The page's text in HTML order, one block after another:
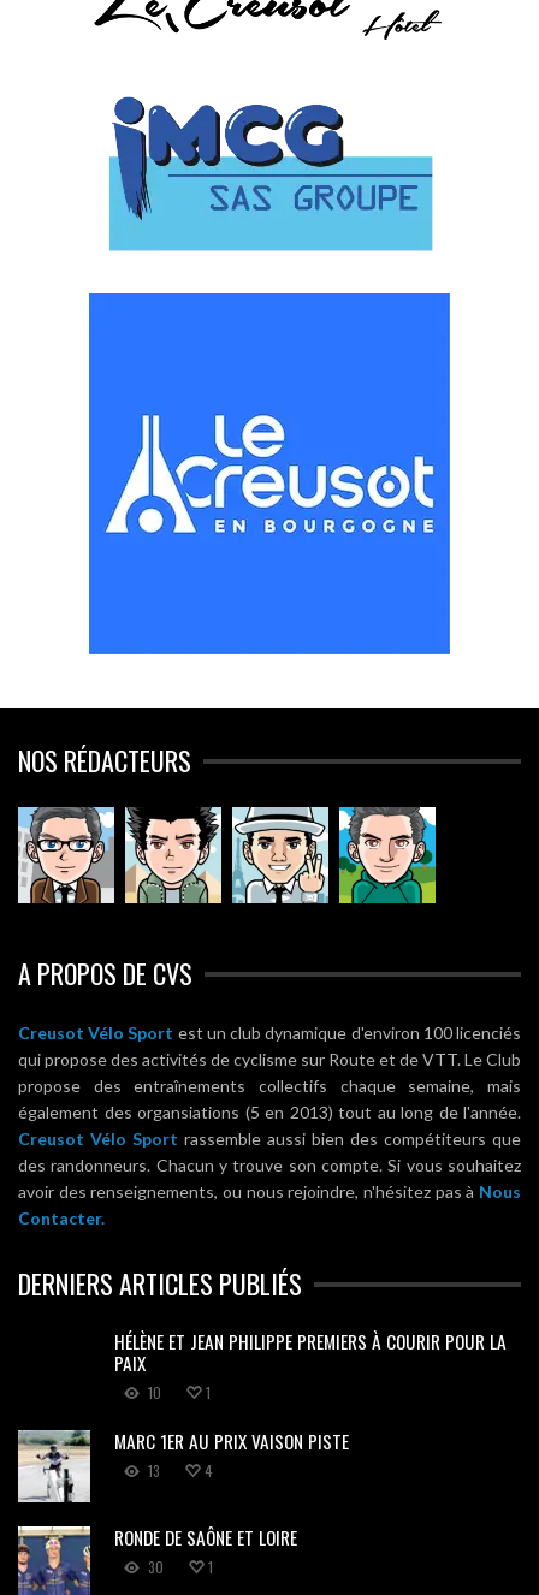
NOS RÉDACTEURS
A PROPOS DE CVS
Creusot Vélo Sport est un club dynamique d'environ 100 licenciés
qui propose des activités de cyclisme sur Route et de VTT. Le Club
propose des entraînements collectifs chaque semaine, mais
également des organsiations (5 en 2013) tout au long de l'année.
Creusot Vélo Sport rassemble aussi bien des compétiteurs que
des randonneurs. Chacun y trouve son compte. Si vous souhaitez
avoir des renseignements, ou nous rejoindre, n'hésitez pas à Nous
Contacter.
DERNIERS ARTICLES PUBLIÉS
HÉLÈNE ET JEAN PHILIPPE PREMIERS À COURIR POUR LA
PAIX
10 1
MARC 1ER AU PRIX VAISON PISTE
13 4
RONDE DE SAÔNE ET LOIRE
30 1